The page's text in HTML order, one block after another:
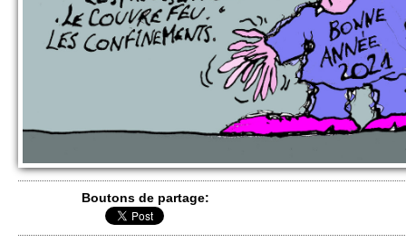
Bo­utons de partage: